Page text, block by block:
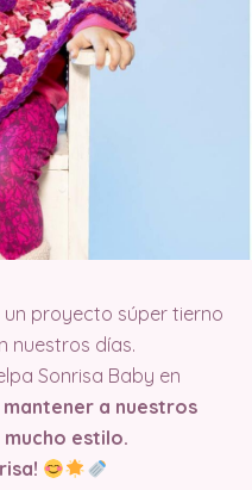
un proyecto súper tierno
nuestros días.
Sonrisa Baby en
a nuestros
estilo.